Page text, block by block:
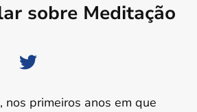
sobre Meditação
nos primeiros anos em que